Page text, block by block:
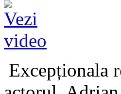
Excepționala